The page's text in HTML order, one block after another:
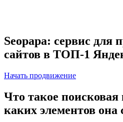
Seopapa: сервис для
сайтов в ТОП-1
Начать продвижение
Что такое
каких элементов она